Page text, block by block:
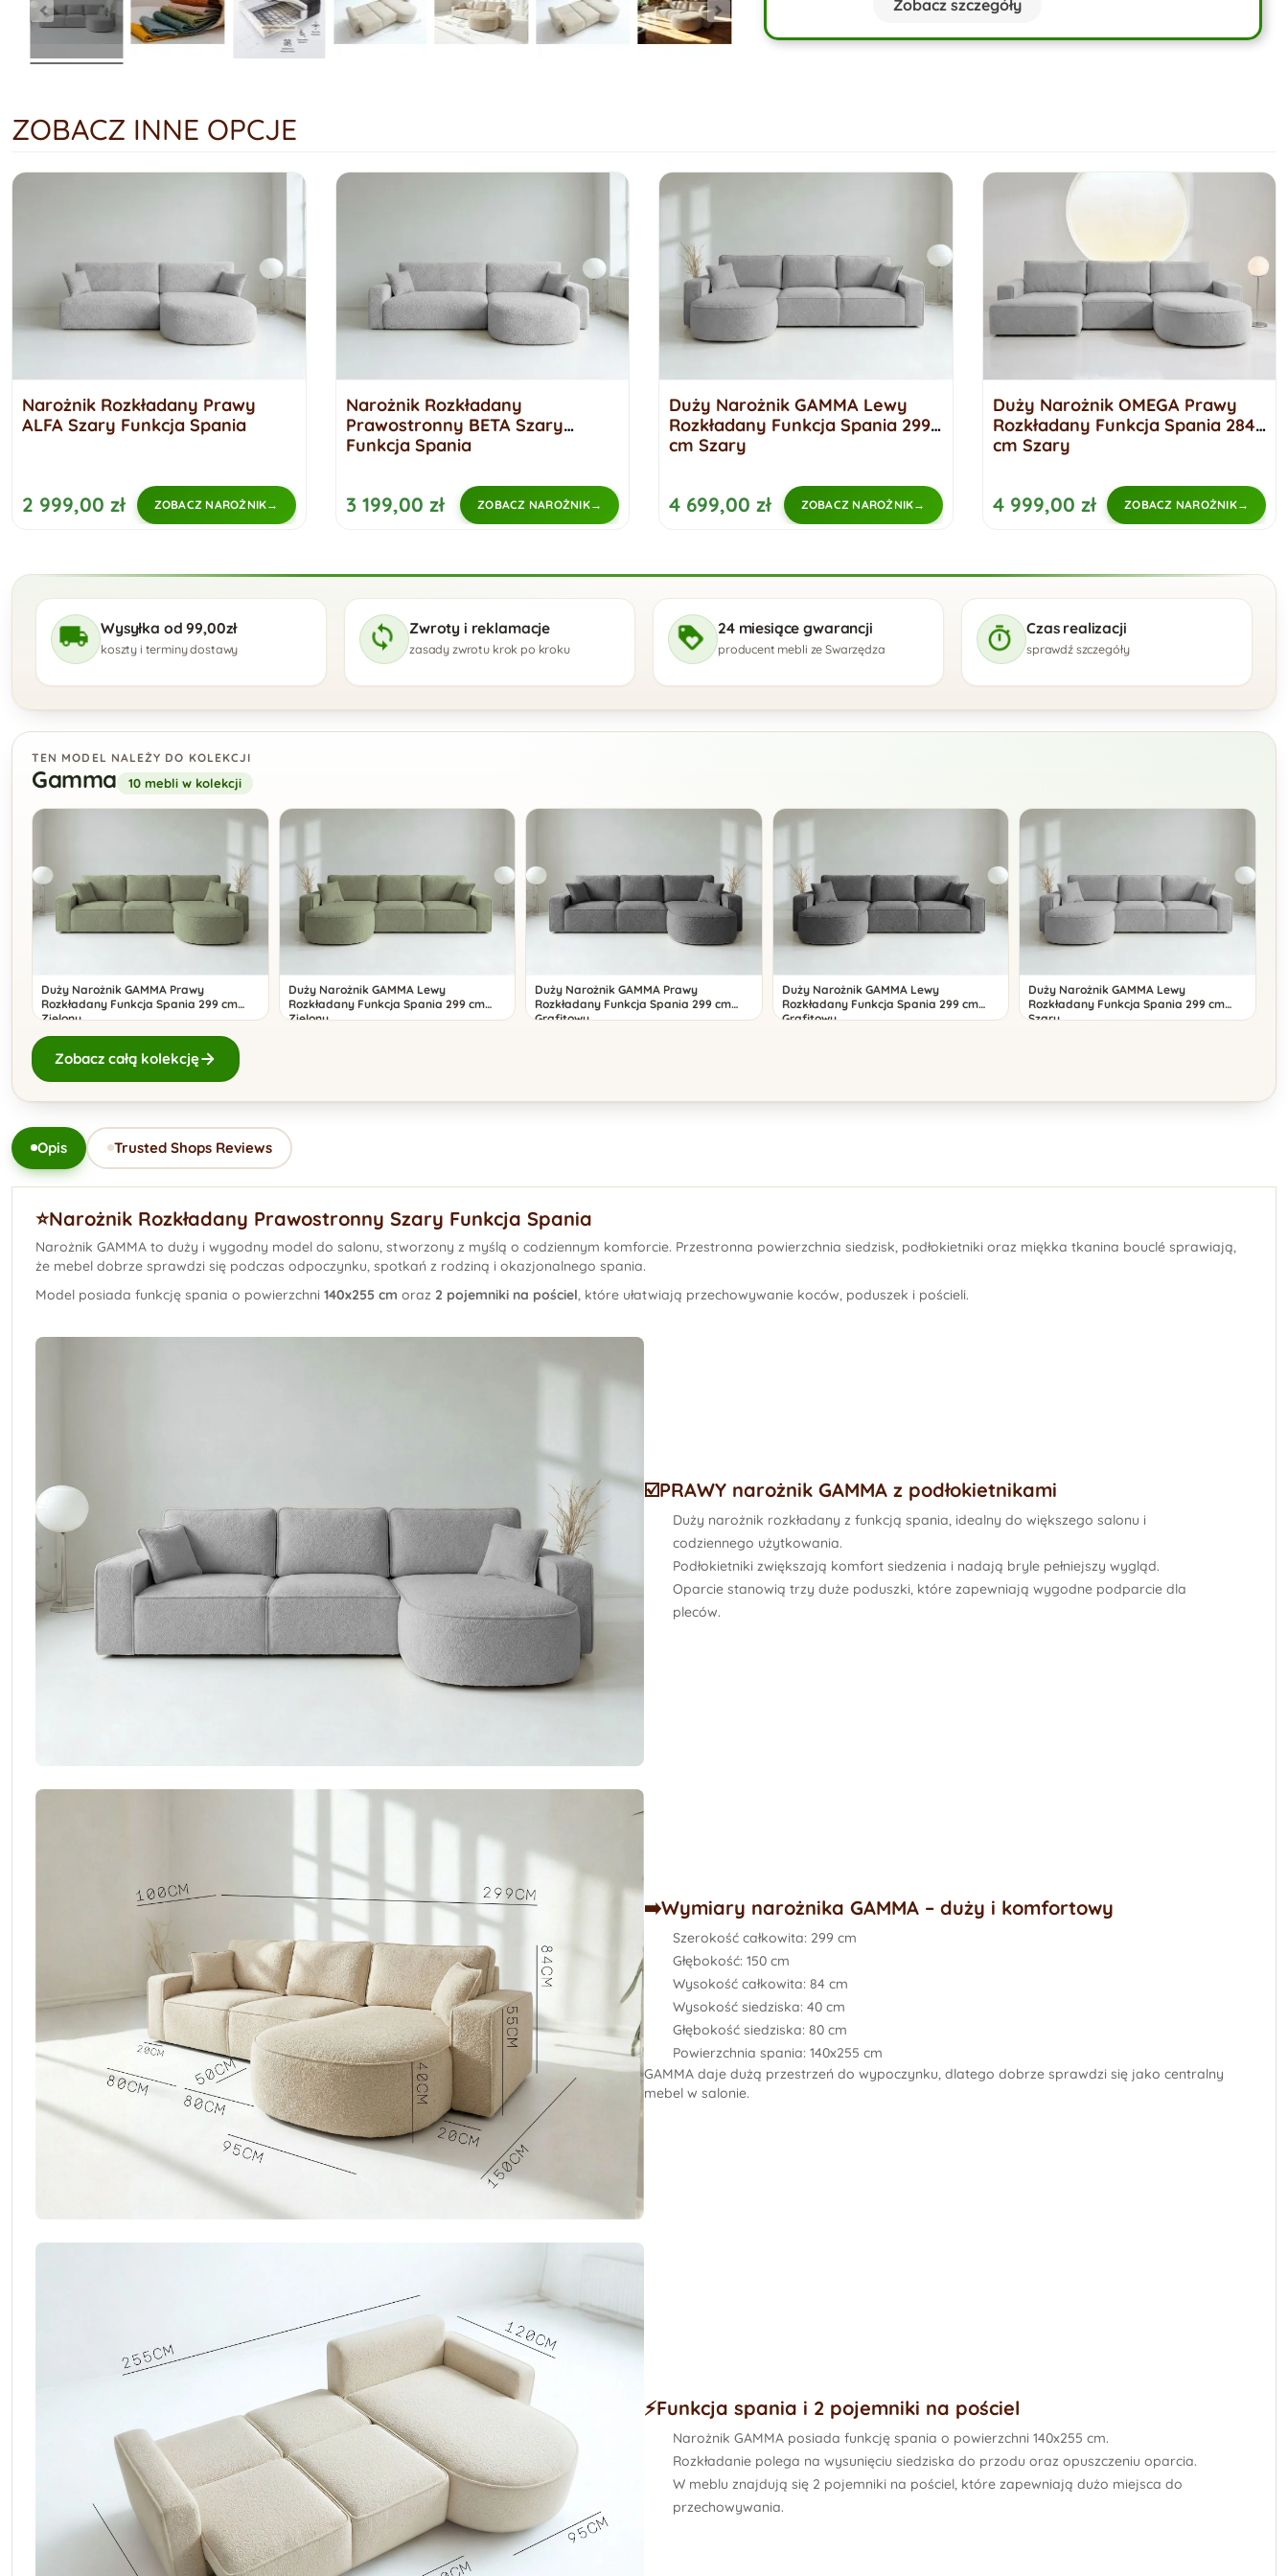
Zobacz szczegóły
ZOBACZ INNE OPCJE
Narożnik Rozkładany Prawy
ALFA Szary Funkcja Spania
2 999,00 zł ZOBACZ NAROŻNIK
Narożnik Rozkładany
Prawostronny BETA Szary
Funkcja Spania
3 199,00 zł ZOBACZ NAROŻNIK
Duży Narożnik GAMMA Lewy
Rozkładany Funkcja Spania 299
cm Szary
4 699,00 zł ZOBACZ NAROŻNIK
Duży Narożnik OMEGA Prawy
Rozkładany Funkcja Spania 284
cm Szary
4 999,00 zł ZOBACZ NAROŻNIK
Wysyłka od 99,00zł
koszty i terminy dostawy
Zwroty i reklamacje
zasady zwrotu krok po kroku
24 miesiące gwarancji
producent mebli ze Swarzędza
Czas realizacji
sprawdź szczegóły
TEN MODEL NALEŻY DO KOLEKCJI
Gamma 10 mebli w kolekcji
Duży Narożnik GAMMA Prawy
Rozkładany Funkcja Spania 299 cm
Zielony
Duży Narożnik GAMMA Lewy
Rozkładany Funkcja Spania 299 cm
Zielony
Duży Narożnik GAMMA Prawy
Rozkładany Funkcja Spania 299 cm
Grafitowy
Duży Narożnik GAMMA Lewy
Rozkładany Funkcja Spania 299 cm
Grafitowy
Duży Narożnik GAMMA Lewy
Rozkładany Funkcja Spania 299 cm
Szary
Zobacz całą kolekcję
Opis Trusted Shops Reviews
⭐️Narożnik Rozkładany Prawostronny Szary Funkcja Spania
Narożnik GAMMA to duży i wygodny model do salonu, stworzony z myślą o codziennym komforcie. Przestronna powierzchnia siedzisk, podłokietniki oraz miękka tkanina bouclé sprawiają,
że mebel dobrze sprawdzi się podczas odpoczynku, spotkań z rodziną i okazjonalnego spania.
Model posiada funkcję spania o powierzchni 140x255 cm oraz 2 pojemniki na pościel , które ułatwiają przechowywanie koców, poduszek i pościeli.
☑️PRAWY narożnik GAMMA z podłokietnikami
Duży narożnik rozkładany z funkcją spania, idealny do większego salonu i
codziennego użytkowania.
Podłokietniki zwiększają komfort siedzenia i nadają bryle pełniejszy wygląd.
Oparcie stanowią trzy duże poduszki, które zapewniają wygodne podparcie dla
pleców.
➡️Wymiary narożnika GAMMA – duży i komfortowy
Szerokość całkowita: 299 cm
Głębokość: 150 cm
Wysokość całkowita: 84 cm
Wysokość siedziska: 40 cm
Głębokość siedziska: 80 cm
Powierzchnia spania: 140x255 cm
GAMMA daje dużą przestrzeń do wypoczynku, dlatego dobrze sprawdzi się jako centralny
mebel w salonie.
⚡️Funkcja spania i 2 pojemniki na pościel
Narożnik GAMMA posiada funkcję spania o powierzchni 140x255 cm.
Rozkładanie polega na wysunięciu siedziska do przodu oraz opuszczeniu oparcia.
W meblu znajdują się 2 pojemniki na pościel, które zapewniają dużo miejsca do
przechowywania.